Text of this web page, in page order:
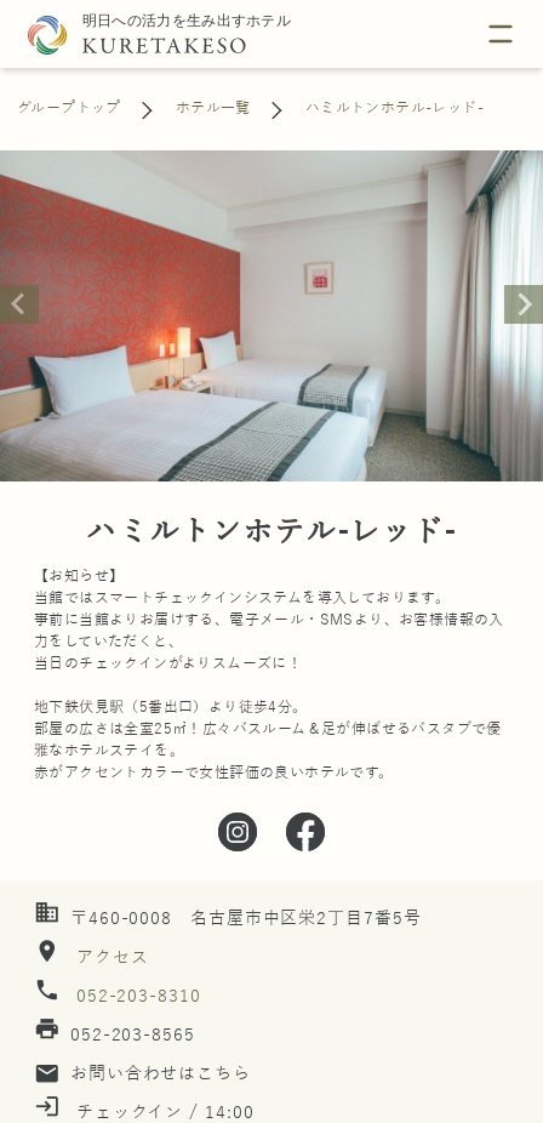
グループトップ ホテル一覧 ハミルトンホテル-レッド-
ハミルトンホテル-レッド-
【お知らせ】
当館ではスマートチェックインシステムを導入しております。
事前に当館よりお届けする、電子メール・SMSより、お客様情報の入
力をしていただくと、
当日のチェックインがよりスムーズに！
地下鉄伏見駅（5番出口）より徒歩4分。
部屋の広さは全室25㎡！広々バスルーム＆足が伸ばせるバスタブで優
雅なホテルステイを。
赤がアクセントカラーで女性評価の良いホテルです。
business 〒460-0008 名古屋市中区栄2丁目7番5号
location_on アクセス
phone 052-203-8310
print 052-203-8565
mail お問い合わせはこちら
login チェックイン / 14:00